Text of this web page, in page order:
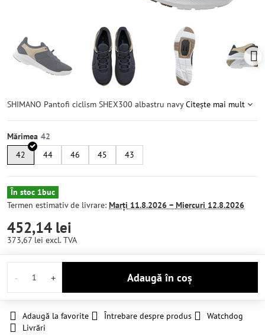
SHIMANO Pantofi ciclism SHEX300 albastru navyCitește mai mult
Mărimea
42
44 46 45 43
În stoc 1buc
Termen estimativ de livrare: Marți 11.8.2026 − Miercuri 12.8.2026
452,14 lei
373,67 lei excl. TVA
Adaugă în coș
Adaugă la favorite Întrebare despre produs
Watchdog
Livrări